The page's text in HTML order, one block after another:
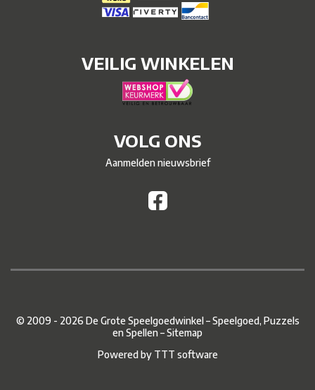
VEILIG WINKELEN
VOLG ONS
Aanmelden nieuwsbrief
© 2009 - 2026 De Grote Speelgoedwinkel – Speelgoed, Puzzels
en Spellen –Sitemap
Powered by TTT software